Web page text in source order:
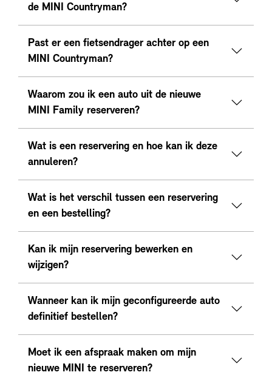
de MINI Countryman?
Past er een fietsendrager achter op een
MINI Countryman?
Waarom zou ik een auto uit de nieuwe
MINI Family reserveren?
Wat is een reservering en hoe kan ik deze
annuleren?
Wat is het verschil tussen een reservering
en een bestelling?
Kan ik mijn reservering bewerken en
wijzigen?
Wanneer kan ik mijn geconfigureerde auto
definitief bestellen?
Moet ik een afspraak maken om mijn
nieuwe MINI te reserveren?